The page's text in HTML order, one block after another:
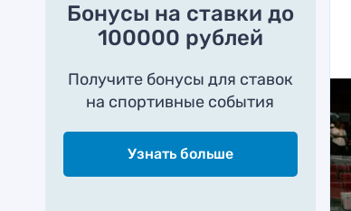
Бонусы на ставки до
100000 рублей
Получите бонусы для ставок
на спортивные события
Узнать больше